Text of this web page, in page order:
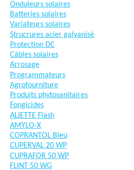
Onduleurs solaires
Batteries solaires
Variateurs solaires
Strucrures acier galvanisé
Protection DC
Câbles solaires
Arrosage
Programmateurs
Agrofourniture
Produits phytosanitaires
Fongicides
ALIETTE Flash
AMYLO-X
COPRANTOL Bleu
CUPERVAL 20 WP
CUPRAFOR 50 WP
FLINT 50 WG